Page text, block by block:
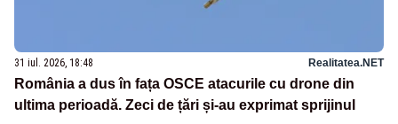
31 iul. 2026, 18:48 Realitatea.NET
România a dus în fața OSCE atacurile cu drone din
ultima perioadă. Zeci de țări și-au exprimat sprijinul